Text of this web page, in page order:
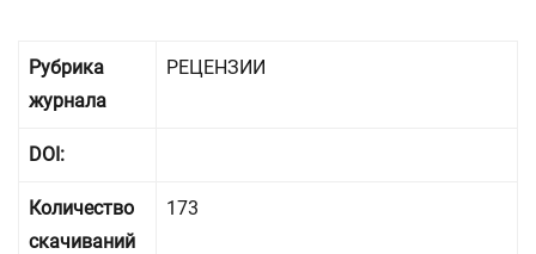
Рубрика
журнала
РЕЦЕНЗИИ
DOI:
Количество
скачиваний
173